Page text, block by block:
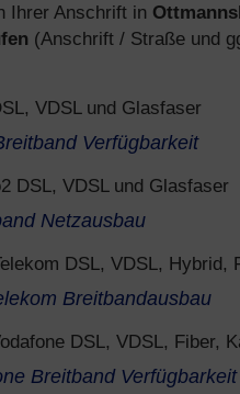
Ihrer Anschrift in
(Anschrift / Straße und
VDSL und Glasfaser
Verfügbarkeit
DSL, VDSL und Glasfaser
Netzausbau
DSL, VDSL, Hybrid,
Breitbandausbau
DSL, VDSL, Fiber,
Breitband Verfügbarkeit